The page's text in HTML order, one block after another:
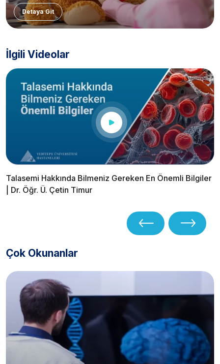
Detaya Git
İlgili Videolar
Talasemi Hakkında Bilmeniz Gereken En Önemli Bilgiler
| Dr. Öğr. Ü. Çetin Timur
Çok Okunanlar